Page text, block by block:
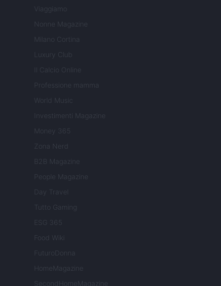
Viaggiamo
Nonne Magazine
Milano Cortina
Luxury Club
Il Calcio Online
Professione mamma
World Music
Investimenti Magazine
Money 365
Zona Nerd
B2B Magazine
People Magazine
Day Travel
Tutto Gaming
ESG 365
Food Wiki
FuturoDonna
HomeMagazine
SecondHomeMagazine